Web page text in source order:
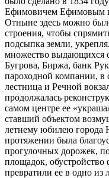
Ефимовичем Ефимовым
Отныне здесь можно
строения, чтобы
подсыпка земли,
множество выдающихся
Бугрова, Биржа, банк
пароходной компании, в
лестница и Речной
продолжалась
самом центре ее
ставший объектом
летнему юбилею города
протяжении была
прогулочных дорожек,
площадок, обустройство
превратили ее в одно